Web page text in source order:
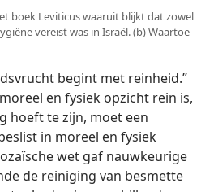
boek Leviticus waaruit blijkt dat zowel
vereist was in Israël. (b) Waartoe
begint met reinheid.”
en fysiek opzicht rein is,
hoeft te zijn, moet een
in moreel en fysiek
wet gaf nauwkeurige
de reiniging van besmette